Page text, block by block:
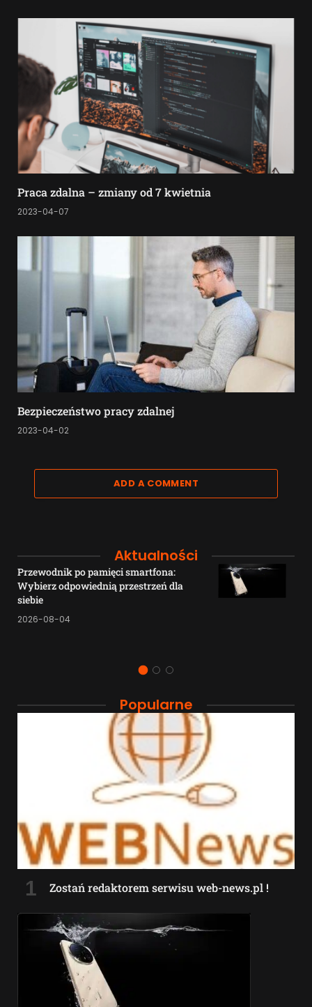
Praca zdalna – zmiany od 7 kwietnia
2023-04-07
Bezpieczeństwo pracy zdalnej
2023-04-02
ADD A COMMENT
Aktualności
Przewodnik po pamięci smartfona:
Wybierz odpowiednią przestrzeń dla
siebie
2026-08-04
Popularne
Zostań redaktorem serwisu web-news.pl !